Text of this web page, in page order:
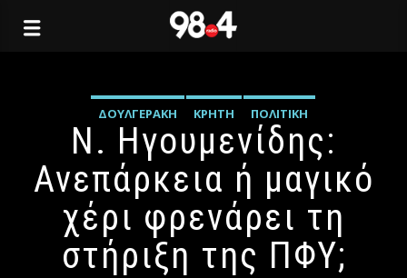
ΔΟΥΛΓΕΡΆΚΗ ΚΡΉΤΗ ΠΟΛΙΤΙΚΉ
Ν. Ηγουμενίδης:
Ανεπάρκεια ή μαγικό
χέρι φρενάρει τη
στήριξη της ΠΦΥ;